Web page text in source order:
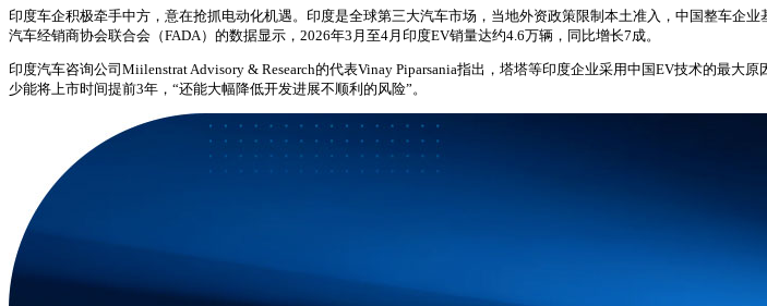
印度车企积极牵手中方，意在抢抓电动化机遇。印度是全球第三大汽车市场，当地外资政策限制本土准入，中国整车企
汽车经销商协会联合会（FADA）的数据显示，2026年3月至4月印度EV销量达约4.6万辆，同比增长7成。
印度汽车咨询公司Miilenstrat Advisory & Research的代表Vinay Piparsania指出，塔塔等印度企业采用中国EV技术的最
少能将上市时间提前3年，“还能大幅降低开发进展不顺利的风险”。